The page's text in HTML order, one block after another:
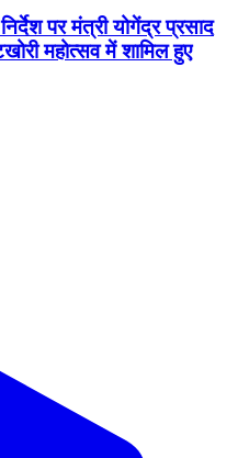
पर मंत्री योगेंद्र प्रसाद
महोत्सव में शामिल हुए